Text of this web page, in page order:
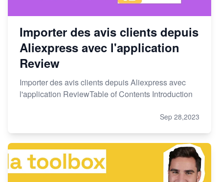
Importer des avis clients depuis
Aliexpress avec l'application
Review
Importer des avis clients depuis Aliexpress avec
l'application ReviewTable of Contents Introduction
Sep 28,2023